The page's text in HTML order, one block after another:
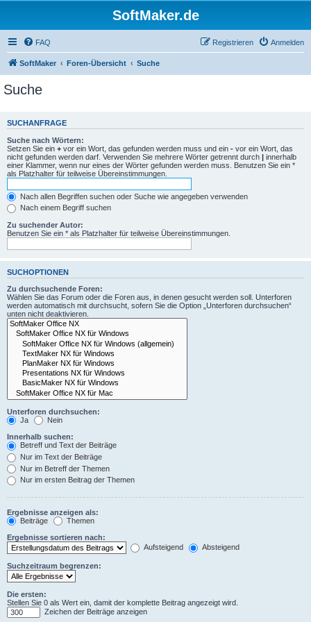
SoftMaker.de
FAQ Anmelden
Registrieren
SoftMaker Foren-Übersicht Suche
Suche
SUCHANFRAGE
Suche nach Wörtern:
Setzen Sie ein + vor ein Wort, das gefunden werden muss und ein - vor ein Wort, das
nicht gefunden werden darf. Verwenden Sie mehrere Wörter getrennt durch | innerhalb
einer Klammer, wenn nur eines der Wörter gefunden werden muss. Benutzen Sie ein *
als Platzhalter für teilweise Übereinstimmungen.
Nach allen Begriffen suchen oder Suche wie angegeben verwenden
Nach einem Begriff suchen
Zu suchender Autor:
Benutzen Sie ein * als Platzhalter für teilweise Übereinstimmungen.
SUCHOPTIONEN
Zu durchsuchende Foren:
Wählen Sie das Forum oder die Foren aus, in denen gesucht werden soll. Unterforen
werden automatisch mit durchsucht, sofern Sie die Option „Unterforen durchsuchen“
unten nicht deaktivieren.
Unterforen durchsuchen:
Ja
Nein
Innerhalb suchen:
Betreff und Text der Beiträge
Nur im Text der Beiträge
Nur im Betreff der Themen
Nur im ersten Beitrag der Themen
Ergebnisse anzeigen als:
Beiträge
Themen
Ergebnisse sortieren nach:
Aufsteigend
Absteigend
Suchzeitraum begrenzen:
Die ersten:
Stellen Sie 0 als Wert ein, damit der komplette Beitrag angezeigt wird.
Zeichen der Beiträge anzeigen